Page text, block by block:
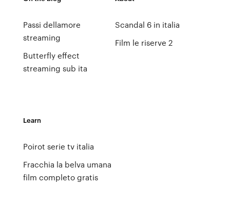
Passi dellamore
streaming
Butterfly effect
streaming sub ita
Scandal 6 in italia
Film le riserve 2
Learn
Poirot serie tv italia
Fracchia la belva umana
film completo gratis